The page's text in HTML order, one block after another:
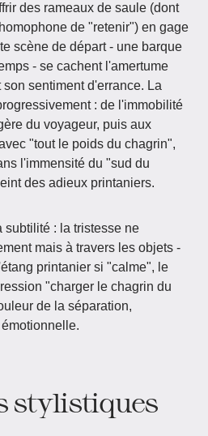
des rameaux de saule (dont
de "retenir") en gage
scène de départ - une barque
- se cachent l'amertume
sentiment d'errance. La
: de l'immobilité
du voyageur, puis aux
"tout le poids du chagrin",
l'immensité du "sud du
des adieux printaniers.
subtilité : la tristesse ne
mais à travers les objets -
printanier si "calme", le
"charger le chagrin du
de la séparation,
stylistiques